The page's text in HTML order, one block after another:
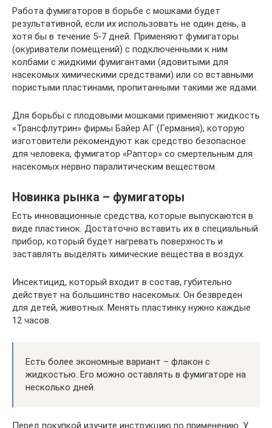
Работа фумигаторов в борьбе с мошками будет
результативной, если их использовать не один день, а
хотя бы в течение 5-7 дней. Применяют фумигаторы
(окуриватели помещений) с подключенными к ним
колбами с жидкими фумигантами (ядовитыми для
насекомых химическими средствами) или со вставными
пористыми пластинами, пропитанными такими же ядами.
Для борьбы с плодовыми мошками применяют жидкость
«Трансфлутрин» фирмы Байер АГ (Германия), которую
изготовители рекомендуют как средство безопасное
для человека, фумигатор «Раптор» со смертельным для
насекомых нервно паралитическим веществом.
Новинка рынка – фумигаторы
Есть инновационные средства, которые выпускаются в
виде пластинок. Достаточно вставить их в специальный
прибор, который будет нагревать поверхность и
заставлять выделять химические вещества в воздух.
Инсектицид, который входит в состав, губительно
действует на большинство насекомых. Он безвреден
для детей, животных. Менять пластинку нужно каждые
12 часов.
Есть более экономные вариант – флакон с
жидкостью. Его можно оставлять в фумигаторе на
несколько дней.
Перед покупкой изучите инструкцию по применению. У